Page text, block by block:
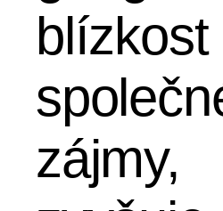
blízkost
zájmy,